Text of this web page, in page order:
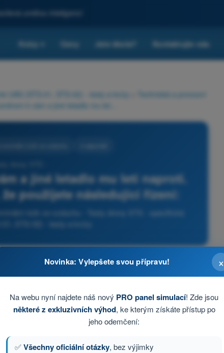
umělou inteligencí
Kvízy Ceny Jste škola? Kontaktujte nás
UAS (STS-01, STS-02) - testy a kvízy
Technická a provozní
a jiné letadlo mu letí naproti.
použijete následující řízení:
rizik ve vzduchu - Testy drony STS - specifická
01, STS-02) - testy a kvízy
×
Novinka: Vylepšete svou přípravu!
Na webu nyní najdete náš nový PRO panel simulací! Zde jsou
některé z exkluzivních výhod, ke kterým získáte přístup po
jeho odemčení:
✅Všechny oficiální otázky, bez výjimky